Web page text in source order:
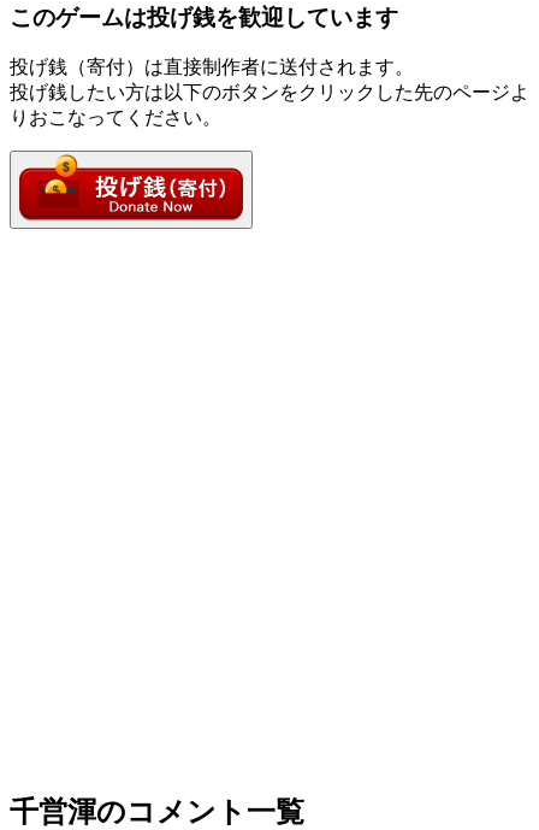
このゲームは投げ銭を歓迎しています
投げ銭（寄付）は直接制作者に送付されます。
投げ銭したい方は以下のボタンをクリックした先のページよ
りおこなってください。
千営渾のコメント一覧